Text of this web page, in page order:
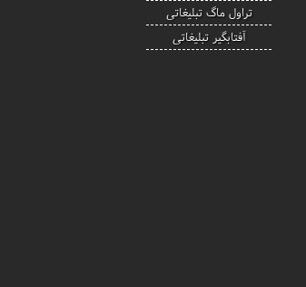
تراول ماگ تبلیغاتی
آفتابگیر تبلیغاتی